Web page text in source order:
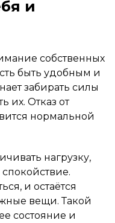
и
собственных
быть удобным и
забирать силы
их. Отказ от
нормальной
нагрузку,
и остаётся
вещи. Такой
состояние и